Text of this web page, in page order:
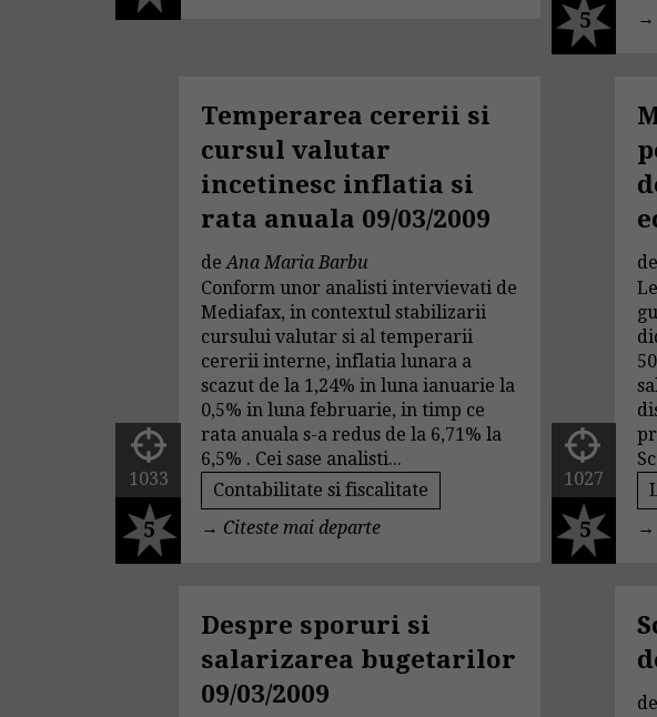
→
5
Temperarea cererii si
cursul valutar
incetinesc inflatia si
rata anuala 09/03/2009
deAna Maria Barbu
Conform unor analisti intervievati de
Mediafax, in contextul stabilizarii
cursului valutar si al temperarii
cererii interne, inflatia lunara a
scazut de la 1,24% in luna ianuarie la
0,5% in luna februarie, in timp ce
rata anuala s-a redus de la 6,71% la
6,5% . Cei sase analisti...
Contabilitate si fiscalitate
→ Citeste mai departe
1033
5
de
→
1027
5
Despre sporuri si
salarizarea bugetarilor
09/03/2009
de